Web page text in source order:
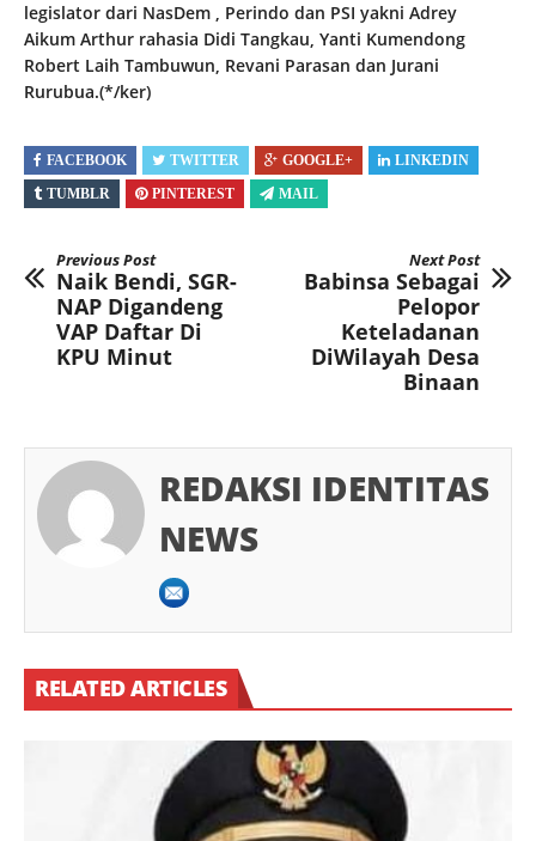
legislator dari NasDem , Perindo dan PSI yakni Adrey
Aikum Arthur rahasia Didi Tangkau, Yanti Kumendong
Robert Laih Tambuwun, Revani Parasan dan Jurani
Rurubua.(*/ker)
FACEBOOK TWITTER GOOGLE+
LINKEDIN
TUMBLR
PINTEREST MAIL
Previous Post
Naik Bendi, SGR-
NAP Digandeng
VAP Daftar Di
KPU Minut
Next Post
Babinsa Sebagai
Pelopor
Keteladanan
DiWilayah Desa
Binaan
REDAKSI IDENTITAS
NEWS
RELATED ARTICLES